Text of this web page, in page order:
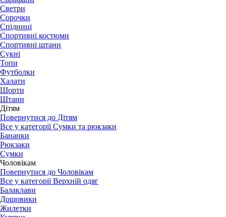
Светри
Сорочки
Спідниці
Спортивні костюми
Спортивні штани
Сукні
Топи
Футболки
Халати
Шорти
Штани
Дітям
Повернутися до Дітям
Все у категорії Сумки та рюкзаки
Бананки
Рюкзаки
Сумки
Чоловікам
Повернутися до Чоловікам
Все у категорії Верхній одяг
Балаклави
Дощовики
Жилетки